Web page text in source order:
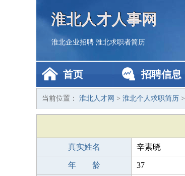
淮北人才人事网
淮北企业招聘 淮北求职者简历
首页 招聘信息
当前位置： 淮北人才网 > 淮北个人求职简历 >
真实姓名 辛素晓
年 龄 37